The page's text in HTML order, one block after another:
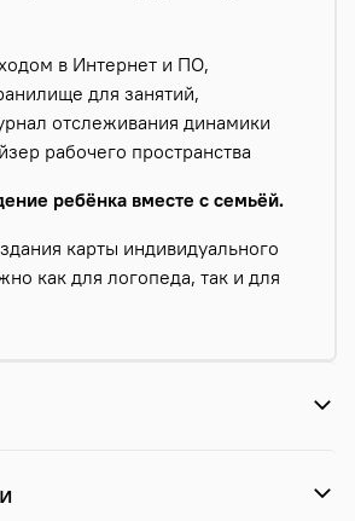
в Интернет и ПО,
для занятий,
отслеживания динамики
рабочего пространства
ребёнка вместе с семьёй.
карты индивидуального
как для логопеда, так и для